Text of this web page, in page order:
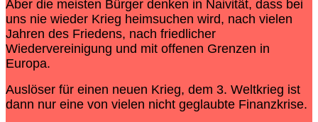
Aber die meisten Bürger denken in Naivität, dass bei
uns nie wieder Krieg heimsuchen wird, nach vielen
Jahren des Friedens, nach friedlicher
Wiedervereinigung und mit offenen Grenzen in
Europa.
Auslöser für einen neuen Krieg, dem 3. Weltkrieg ist
dann nur eine von vielen nicht geglaubte Finanzkrise.